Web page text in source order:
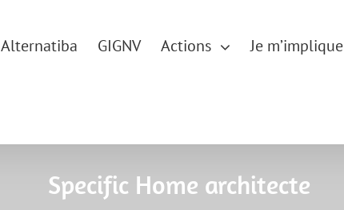
Alternatiba GIGNV Actions Je m’implique
Specific Home architecte